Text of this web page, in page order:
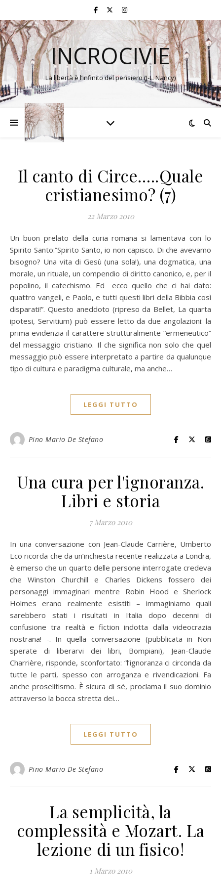
INCROCIVIE
La libertà è l’infinito del pensiero (J-L. Nancy)
Il canto di Circe…..Quale
cristianesimo? (7)
22 Marzo 2010
Un buon prelato della curia romana si lamentava con lo
Spirito Santo:”Spirito Santo, io non capisco. Di che avevamo
bisogno? Una vita di Gesù (una sola!), una dogmatica, una
morale, un rituale, un compendio di diritto canonico, e, per il
popolino, il catechismo. Ed ecco quello che ci hai dato:
quattro vangeli, e Paolo, e tutti questi libri della Bibbia così
disparati!”. Questo aneddoto (ripreso da Bellet, La quarta
ipotesi, Servitium) può essere letto da due angolazioni: la
prima evidenzia il carattere strutturalmente “ermeneutico”
del messaggio cristiano. Il che significa non solo che quel
messaggio può essere interpretato a partire da qualunque
tipo di cultura e paradigma culturale, ma anche…
LEGGI TUTTO
Pino Mario De Stefano
Una cura per l'ignoranza.
Libri e storia
7 Marzo 2010
In una conversazione con Jean-Claude Carrière, Umberto
Eco ricorda che da un’inchiesta recente realizzata a Londra,
è emerso che un quarto delle persone interrogate credeva
che Winston Churchill e Charles Dickens fossero dei
personaggi immaginari mentre Robin Hood e Sherlock
Holmes erano realmente esistiti – immaginiamo quali
sarebbero stati i risultati in Italia dopo decenni di
confusione tra realtà e fiction indotta dalla videocrazia
nostrana! -. In quella conversazione (pubblicata in Non
sperate di liberarvi dei libri, Bompiani), Jean-Claude
Charrière, risponde, sconfortato: “l’ignoranza ci circonda da
tutte le parti, spesso con arroganza e rivendicazioni. Fa
anche proselitismo. È sicura di sé, proclama il suo dominio
attraverso la bocca stretta dei…
LEGGI TUTTO
Pino Mario De Stefano
La semplicità, la
complessità e Mozart. La
lezione di un fisico!
1 Marzo 2010